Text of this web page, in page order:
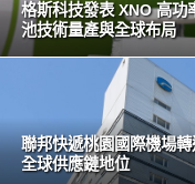
格斯科技發表 XNO 高
池技術量產與全球布局
聯邦快遞桃園國際機場
全球供應鏈地位